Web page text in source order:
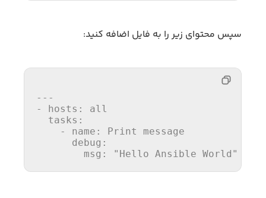
سپس محتوای زیر را به فایل اضافه کنید:
---
-
hosts:
all
tasks:
-
name: Print
message
debug:
msg:
"Hello Ansible World"